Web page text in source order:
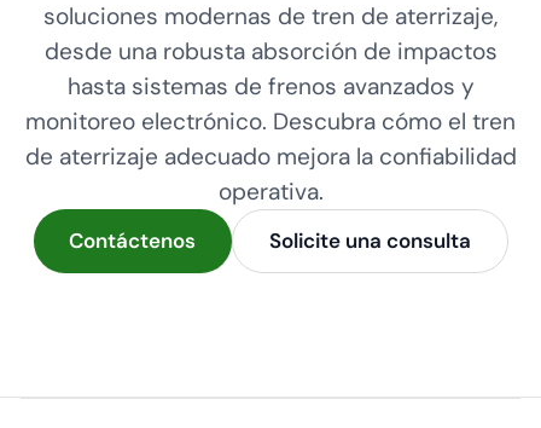
soluciones modernas de tren de aterrizaje,
desde una robusta absorción de impactos
hasta sistemas de frenos avanzados y
monitoreo electrónico. Descubra cómo el tren
de aterrizaje adecuado mejora la confiabilidad
operativa.
Contáctenos Solicite una consulta